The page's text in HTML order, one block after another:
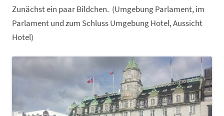
Zunächst ein paar Bildchen. (Umgebung Parlament, im
Parlament und zum Schluss Umgebung Hotel, Aussicht
Hotel)